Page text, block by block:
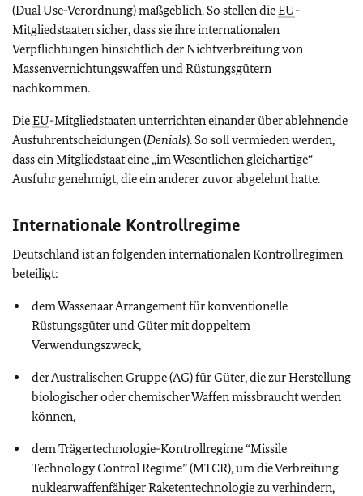
(Dual Use-Verordnung) maßgeblich. So stellen dieEU-
Mitgliedstaaten sicher, dass sie ihre internationalen
Verpflichtungen hinsichtlich der Nichtverbreitung von
Massenvernichtungswaffen und Rüstungsgütern
nachkommen.
DieEU-Mitgliedstaaten unterrichten einander über ablehnende
Ausfuhrentscheidungen (Denials). So soll vermieden werden,
dass ein Mitgliedstaat eine „im Wesentlichen gleichartige“
Ausfuhr genehmigt, die ein anderer zuvor abgelehnt hatte.
Internationale Kontrollregime
Deutschland ist an folgenden internationalen Kontrollregimen
beteiligt:
dem Wassenaar Arrangement für konventionelle
Rüstungsgüter und Güter mit doppeltem
Verwendungszweck,
der Australischen Gruppe (AG) für Güter, die zur Herstellung
biologischer oder chemischer Waffen missbraucht werden
können,
dem Trägertechnologie-Kontrollregime“Missile
Technology Control Regime” (MTCR), um die Verbreitung
nuklearwaffenfähiger Raketentechnologie zu verhindern,